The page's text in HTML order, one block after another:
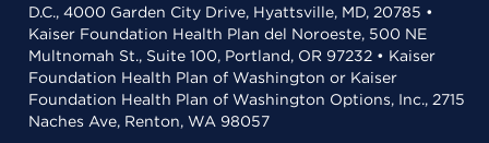
D.C., 4000 Garden City Drive, Hyattsville, MD, 20785 •
Kaiser Foundation Health Plan del Noroeste, 500 NE
Multnomah St., Suite 100, Portland, OR 97232 • Kaiser
Foundation Health Plan of Washington or Kaiser
Foundation Health Plan of Washington Options, Inc., 2715
Naches Ave, Renton, WA 98057